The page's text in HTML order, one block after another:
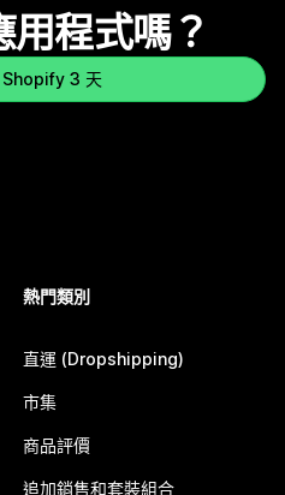
程式嗎？
Shopify 3 天
熱門類別
直運 (Dropshipping)
市集
商品評價
追加銷售和套裝組合